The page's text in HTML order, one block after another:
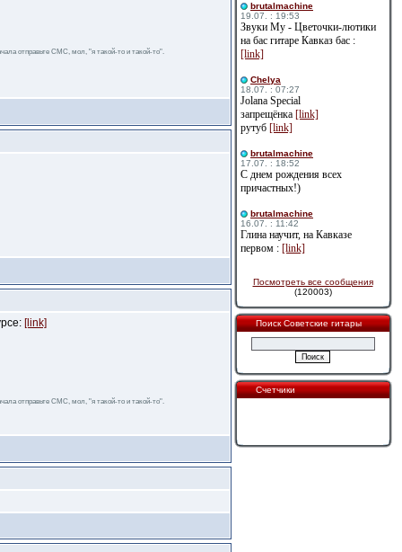
отправьте СМС, мол, "я такой-то и такой-то".
[link]
отправьте СМС, мол, "я такой-то и такой-то".
brutalmachine
19.07. : 19:53
Звуки Му - Цветочки-лютики
на бас гитаре Кавказ бас :
[link]
Сhelya
18.07. : 07:27
Jolana Special
запрещёнка [link]
рутуб [link]
brutalmachine
17.07. : 18:52
С днем рождения всех
причастных!)
brutalmachine
16.07. : 11:42
Глина научит, на Кавказе
первом : [link]
Посмотреть все сообщения
(120003)
Поиск Советские гитары
Счетчики